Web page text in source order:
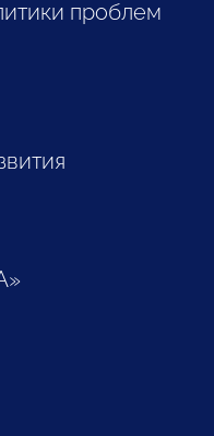
проблем